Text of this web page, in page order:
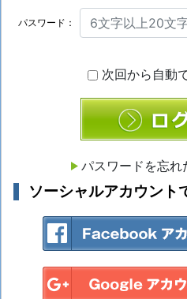
パスワード：
次回から自動
パスワードを忘れ
ソーシャルアカウント